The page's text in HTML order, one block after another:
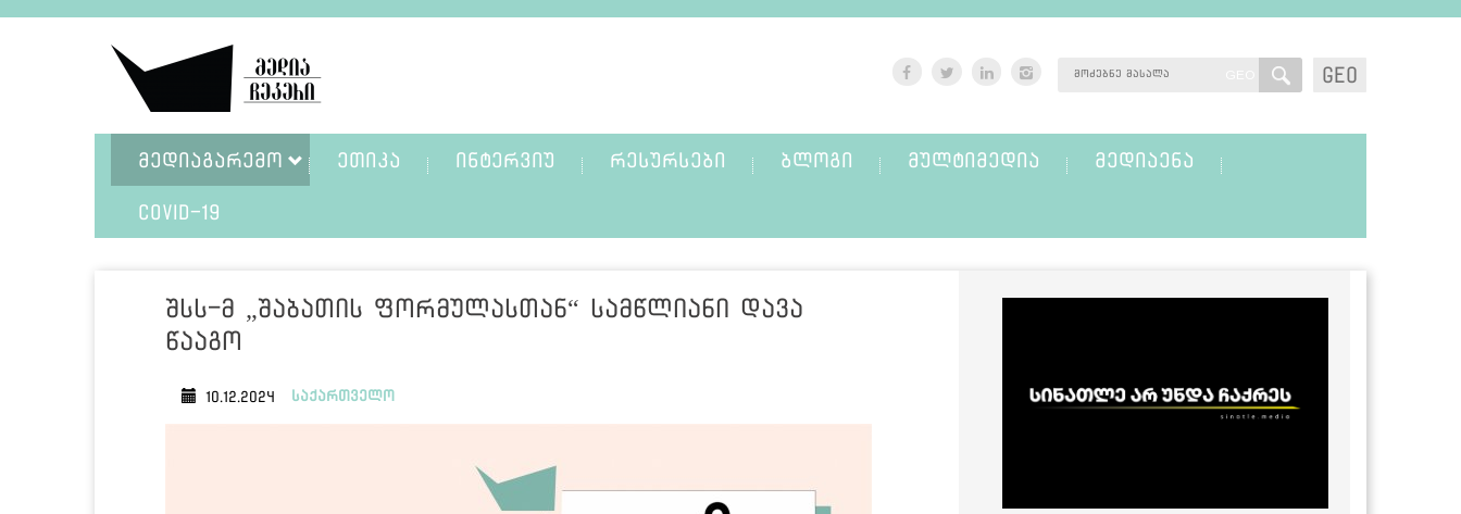
GEO
ᲛᲔᲓᲘᲐᲒᲐᲠᲔᲛᲝ ᲔᲗᲘᲙᲐ ᲘᲜᲢᲔᲠᲕᲘᲣ ᲠᲔᲡᲣᲠᲡᲔᲑᲘ ᲑᲚᲝᲒᲘ ᲛᲣᲚᲢᲘᲛᲔᲓᲘᲐ ᲛᲔᲓᲘᲐᲔᲜᲐ
COVID-19
შსს-მ „შაბათის ფორმულასთან“ სამწლიანი დავა
წააგო
10.12.2024 საქართველო